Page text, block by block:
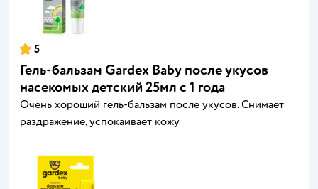
5
Гель-бальзам Gardex Baby после укусов
насекомых детский 25мл с 1 года
Очень хороший гель-бальзам после укусов. Снимает
раздражение, успокаивает кожу